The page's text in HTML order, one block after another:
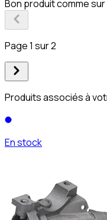
Bon produit comme
Page 1 sur 2
Produits associés à
En stock